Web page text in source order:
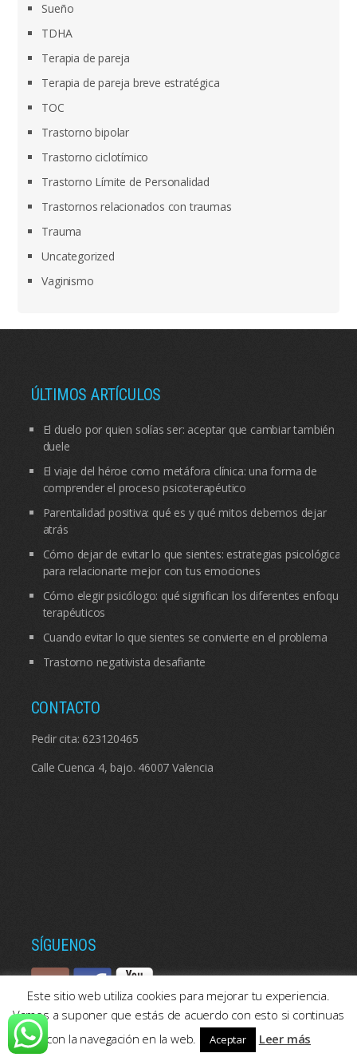
Sueño
TDHA
Terapia de pareja
Terapia de pareja breve estratégica
TOC
Trastorno bipolar
Trastorno ciclotímico
Trastorno Límite de Personalidad
Trastornos relacionados con traumas
Trauma
Uncategorized
Vaginismo
ÚLTIMOS ARTÍCULOS
El duelo por quien solías ser: aceptar que cambiar también
duele
El viaje del héroe como metáfora clínica: una forma de
comprender el proceso psicoterapéutico
Parentalidad positiva: qué es y qué mitos debemos dejar
atrás
Cómo dejar de evitar lo que sientes: estrategias psicológicas
para relacionarte mejor con tus emociones
Cómo elegir psicólogo: qué significan los diferentes enfoques
terapéuticos
Cuando evitar lo que sientes se convierte en el problema
Trastorno negativista desafiante
CONTACTO
Pedir cita: 623120465
Calle Cuenca 4, bajo. 46007 Valencia
SÍGUENOS
© 2026: Psicologos Valencia | Consulta de psicología en Valencia
Este sitio web utiliza cookies para mejorar tu experiencia.
Vamos a suponer que estás de acuerdo con esto si continuas
con la navegación en la web.
Aceptar Leer más